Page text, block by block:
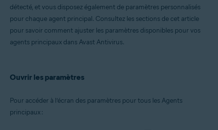
détecté, et vous disposez également de paramètres personnalisés
pour chaque agent principal. Consultez les sections de cet article
pour savoir comment ajuster les paramètres disponibles pour vos
agents principaux dans Avast Antivirus.
Ouvrir les paramètres
Pour accéder à l’écran des paramètres pour tous les Agents
principaux :